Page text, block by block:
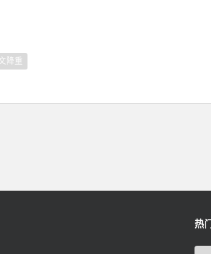
降重
热